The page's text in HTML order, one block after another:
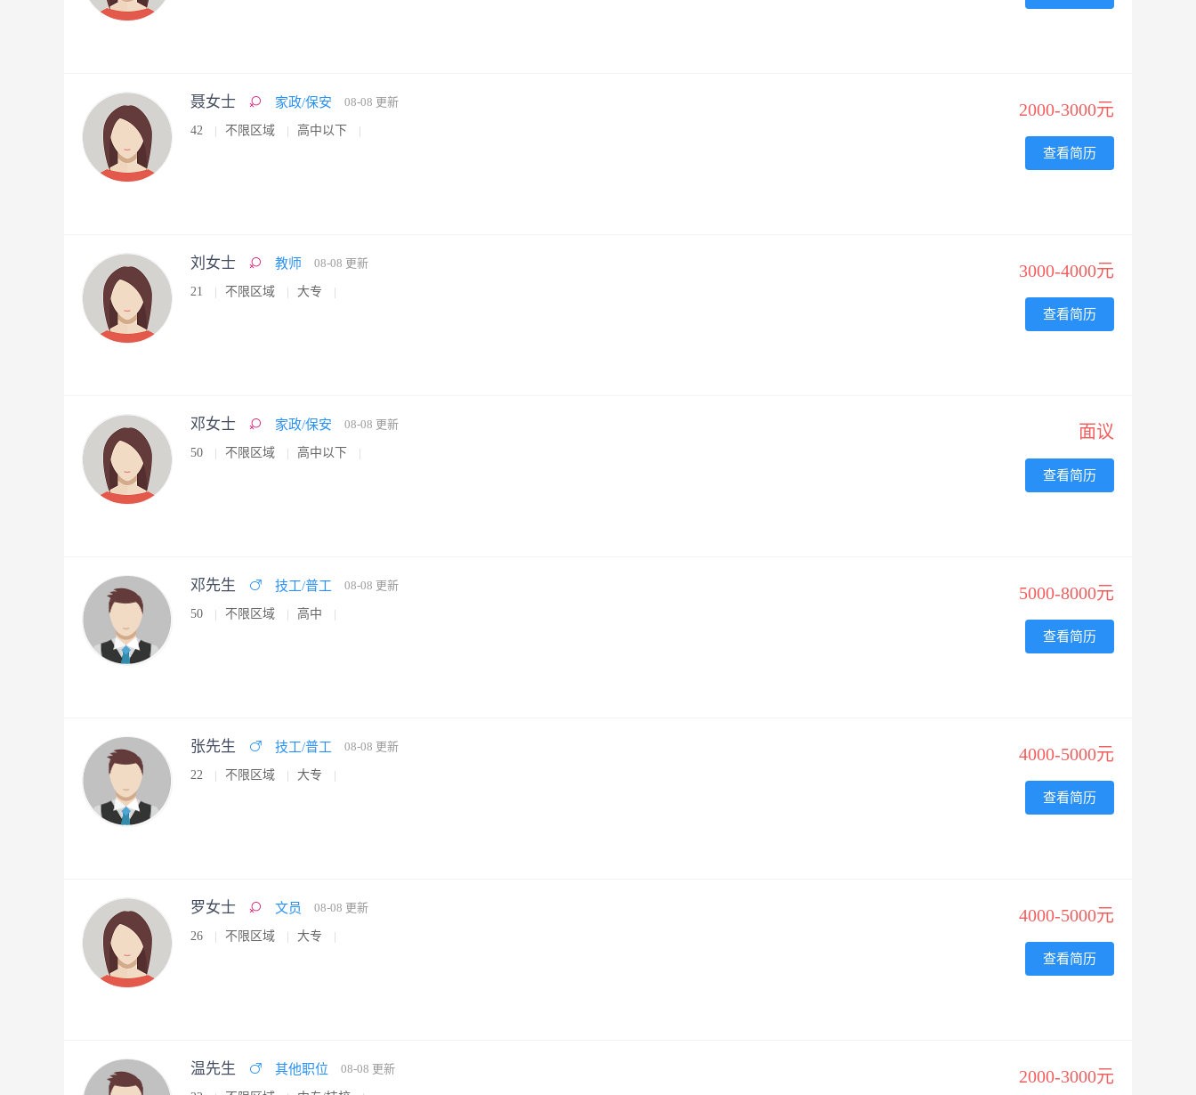
聂女士 家政/保安 08-08 更新
42 不限区域 高中以下
2000-3000元
查看简历
刘女士 教师 08-08 更新
21 不限区域 大专
3000-4000元
查看简历
邓女士 家政/保安 08-08 更新
50 不限区域 高中以下
面议
查看简历
邓先生 技工/普工 08-08 更新
50 不限区域 高中
5000-8000元
查看简历
张先生 技工/普工 08-08 更新
22 不限区域 大专
4000-5000元
查看简历
罗女士 文员 08-08 更新
26 不限区域 大专
4000-5000元
查看简历
温先生 其他职位 08-08 更新 2000-3000元